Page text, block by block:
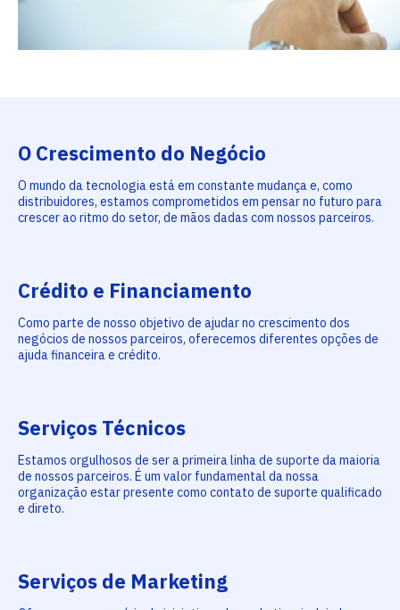
O Crescimento do Negócio
O mundo da tecnologia está em constante mudança e, como
distribuidores, estamos comprometidos em pensar no futuro para
crescer ao ritmo do setor, de mãos dadas com nossos parceiros.
Crédito e Financiamento
Como parte de nosso objetivo de ajudar no crescimento dos
negócios de nossos parceiros, oferecemos diferentes opções de
ajuda financeira e crédito.
Serviços Técnicos
Estamos orgulhosos de ser a primeira linha de suporte da maioria
de nossos parceiros. É um valor fundamental da nossa
organização estar presente como contato de suporte qualificado
e direto.
Serviços de Marketing